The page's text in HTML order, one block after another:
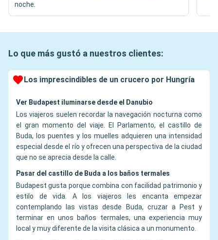
noche.
Lo que más gustó a nuestros clientes:
Los imprescindibles de un crucero por Hungría
Ver Budapest iluminarse desde el Danubio
Los viajeros suelen recordar la navegación nocturna como
el gran momento del viaje. El Parlamento, el castillo de
Buda, los puentes y los muelles adquieren una intensidad
especial desde el río y ofrecen una perspectiva de la ciudad
que no se aprecia desde la calle.
Pasar del castillo de Buda a los baños termales
Budapest gusta porque combina con facilidad patrimonio y
estilo de vida. A los viajeros les encanta empezar
contemplando las vistas desde Buda, cruzar a Pest y
terminar en unos baños termales, una experiencia muy
local y muy diferente de la visita clásica a un monumento.